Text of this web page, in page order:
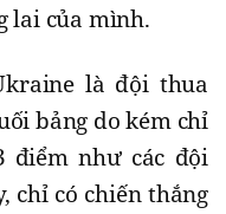
lai của mình.
là đội thua
bảng do kém chỉ
điểm như các đội
chỉ có chiến thắng